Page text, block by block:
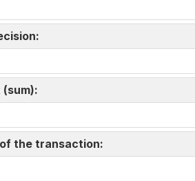
the transaction: